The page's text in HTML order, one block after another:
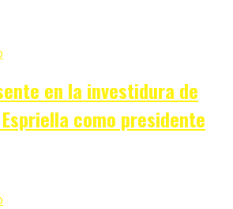
en la investidura de
como presidente